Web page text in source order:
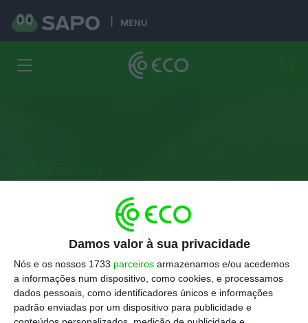
Damos valor à sua privacidade
Nós e os nossos 1733 parceiros armazenamos e/ou acedemos
a informações num dispositivo, como cookies, e processamos
dados pessoais, como identificadores únicos e informações
padrão enviadas por um dispositivo para publicidade e
MENU
Nove perguntas sobre o IVA de
0% nos bens alimentares
28 Março 2023